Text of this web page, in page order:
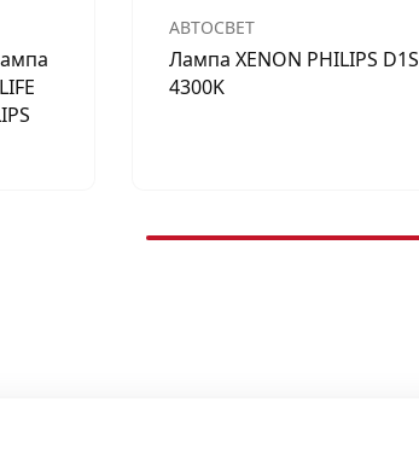
АВТОСВЕТ
Лампа XENON PHILIPS D1S
4300K